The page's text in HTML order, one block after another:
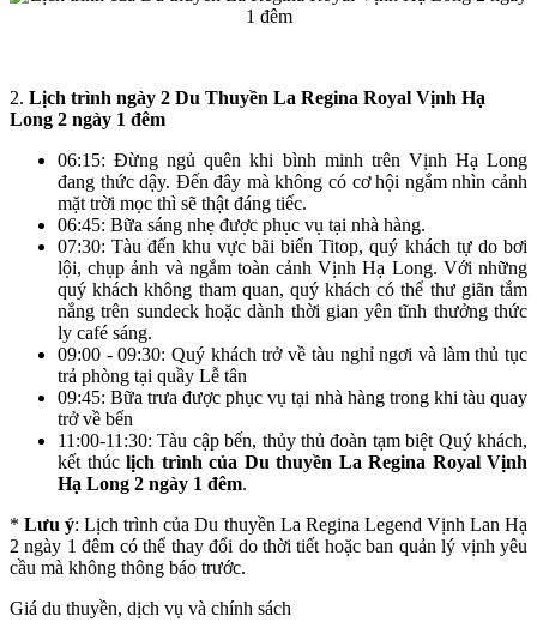
2. Lịch trình ngày 2 Du Thuyền La Regina Royal Vịnh Hạ
Long 2 ngày 1 đêm
06:15: Đừng ngủ quên khi bình minh trên Vịnh Hạ Long
đang thức dậy. Đến đây mà không có cơ hội ngắm nhìn cảnh
mặt trời mọc thì sẽ thật đáng tiếc.
06:45: Bữa sáng nhẹ được phục vụ tại nhà hàng.
07:30: Tàu đến khu vực bãi biển Titop, quý khách tự do bơi
lội, chụp ảnh và ngắm toàn cảnh Vịnh Hạ Long. Với những
quý khách không tham quan, quý khách có thể thư giãn tắm
nắng trên sundeck hoặc dành thời gian yên tĩnh thưởng thức
ly café sáng.
09:00 - 09:30: Quý khách trở về tàu nghỉ ngơi và làm thủ tục
trả phòng tại quầy Lễ tân
09:45: Bữa trưa được phục vụ tại nhà hàng trong khi tàu quay
trở về bến
11:00-11:30: Tàu cập bến, thủy thủ đoàn tạm biệt Quý khách,
kết thúc lịch trình của Du thuyền La Regina Royal Vịnh
Hạ Long 2 ngày 1 đêm.
*Lưu ý: Lịch trình của Du thuyền La Regina Legend Vịnh Lan Hạ
2 ngày 1 đêm có thể thay đổi do thời tiết hoặc ban quản lý vịnh yêu
cầu mà không thông báo trước.
Giá du thuyền, dịch vụ và chính sách